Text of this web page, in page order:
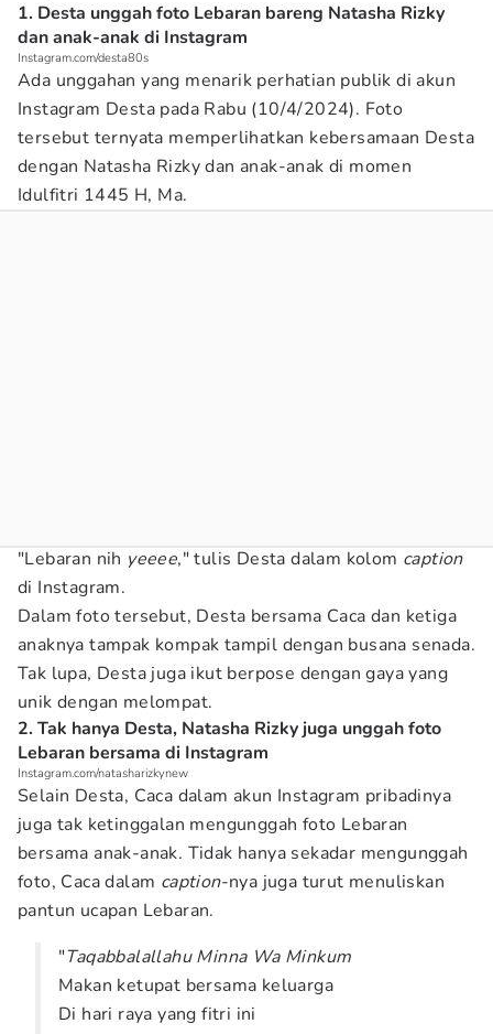
1. Desta unggah foto Lebaran bareng Natasha Rizky
dan anak-anak di Instagram
Instagram.com/desta80s
Ada unggahan yang menarik perhatian publik di akun
Instagram Desta pada Rabu (10/4/2024). Foto
tersebut ternyata memperlihatkan kebersamaan Desta
dengan Natasha Rizky dan anak-anak di momen
Idulfitri 1445 H, Ma.
"Lebaran nih yeeee," tulis Desta dalam kolom caption
di Instagram.
Dalam foto tersebut, Desta bersama Caca dan ketiga
anaknya tampak kompak tampil dengan busana senada.
Tak lupa, Desta juga ikut berpose dengan gaya yang
unik dengan melompat.
2. Tak hanya Desta, Natasha Rizky juga unggah foto
Lebaran bersama di Instagram
Instagram.com/natasharizkynew
Selain Desta, Caca dalam akun Instagram pribadinya
juga tak ketinggalan mengunggah foto Lebaran
bersama anak-anak. Tidak hanya sekadar mengunggah
foto, Caca dalam caption-nya juga turut menuliskan
pantun ucapan Lebaran.
"Taqabbalallahu Minna Wa Minkum
Makan ketupat bersama keluarga
Di hari raya yang fitri ini